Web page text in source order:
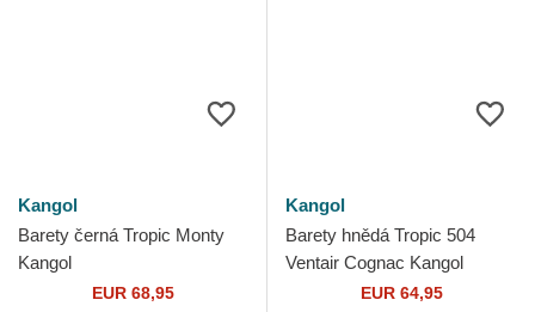
Kangol
Barety černá Tropic Monty
Kangol
EUR 68,95
Kangol
Barety hnědá Tropic 504
Ventair Cognac Kangol
EUR 64,95